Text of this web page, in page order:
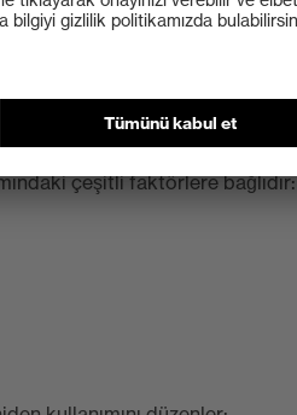
edinin.
mi, yoksa birden fazla
gereklilikleri standartta
çeşitli faktörlere bağlıdır: